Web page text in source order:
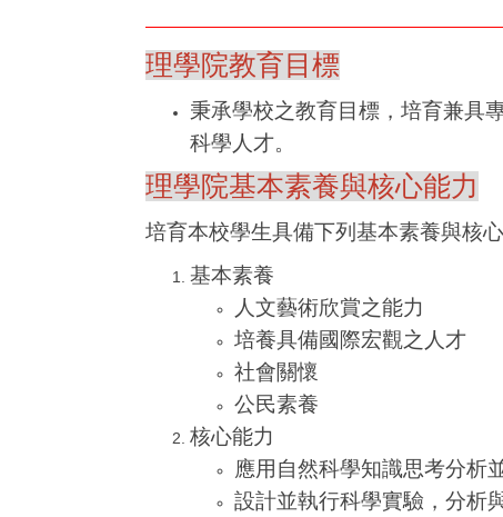
理學院教育目標
秉承學校之教育目標，培育兼具
科學人才。
理學院基本素養與核心能力
培育本校學生具備下列基本素養與核心
基本素養
人文藝術欣賞之能力
培養具備國際宏觀之人才
社會關懷
公民素養
核心能力
應用自然科學知識思考分析
設計並執行科學實驗，分析